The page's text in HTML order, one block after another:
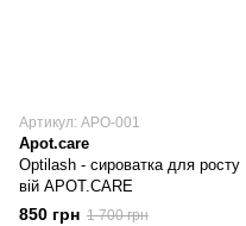
Артикул: APO-001
Apot.care
Optilash - сироватка для росту
вій APOT.CARE
850 грн 1 700 грн